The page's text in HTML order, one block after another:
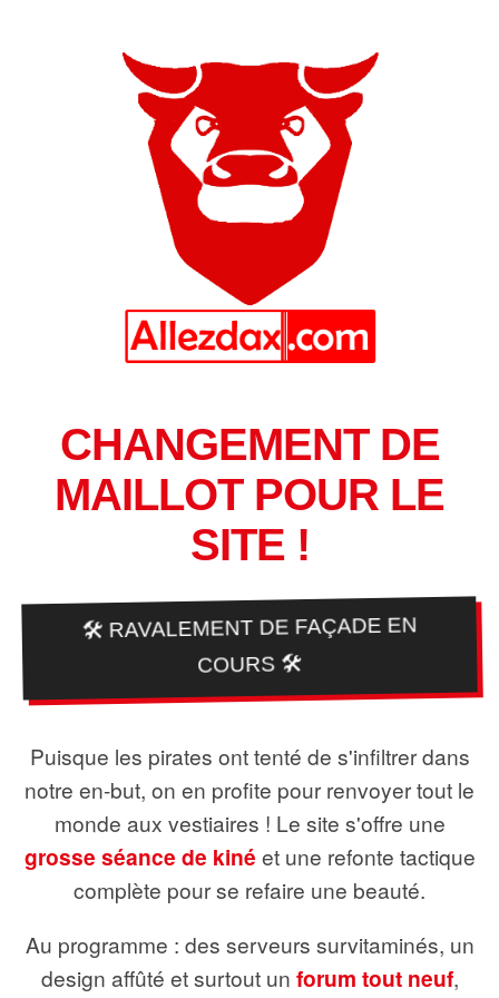
CHANGEMENT DE
MAILLOT POUR LE
SITE !
🛠️ RAVALEMENT DE FAÇADE EN
COURS 🛠️
Puisque les pirates ont tenté de s'infiltrer dans
notre en-but, on en profite pour renvoyer tout le
monde aux vestiaires ! Le site s'offre une
grosse séance de kiné et une refonte tactique
complète pour se refaire une beauté.
Au programme : des serveurs survitaminés, un
design affûté et surtout un forum tout neuf,